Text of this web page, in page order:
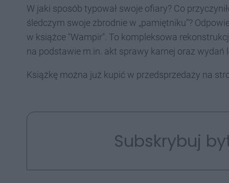
W jaki sposób typował swoje ofiary? Co
śledczym swoje zbrodnie w „pamiętniku”?
w książce "Wampir". To kompleksowa
na podstawie m.in. akt sprawy karnej oraz wydań
Książkę można już kupić w przedsprzedaży na
Subskrybuj